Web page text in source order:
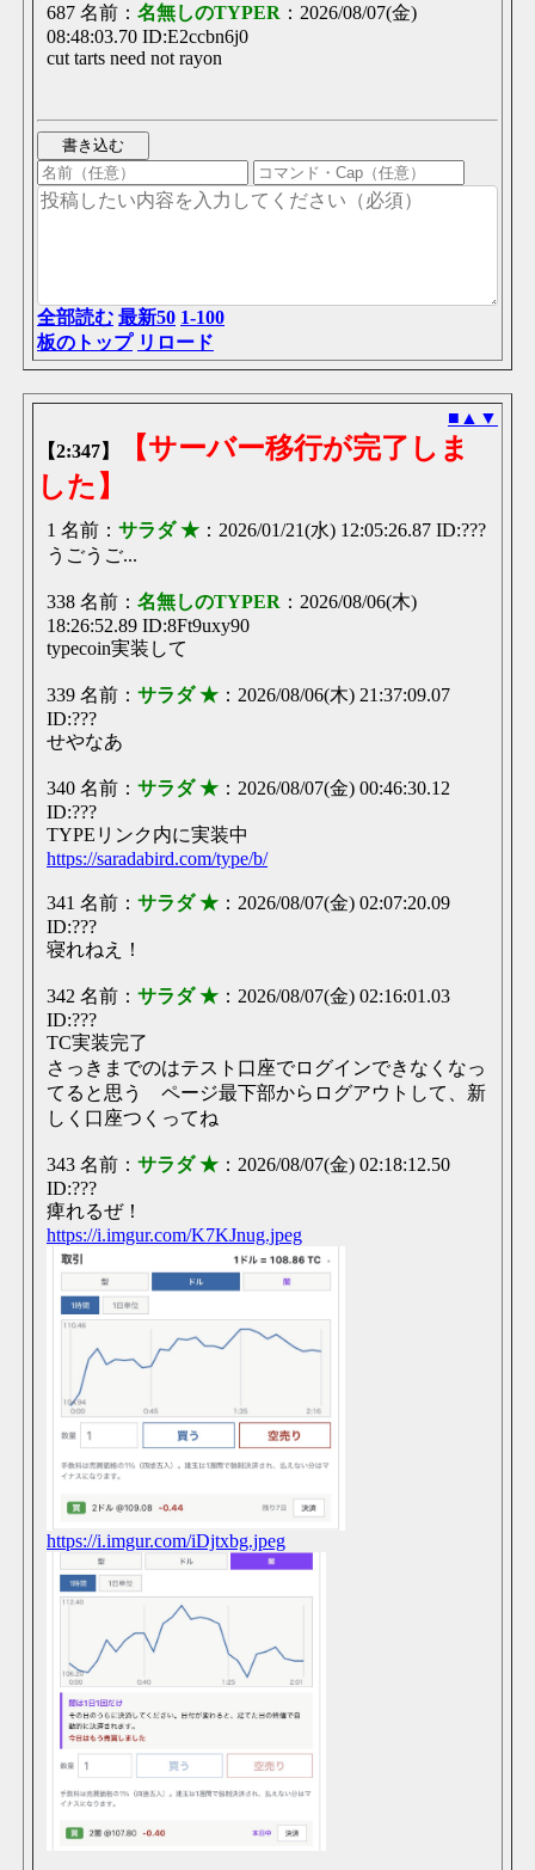
13時間
休みを有意義に過ごすスレ
夏休みの宿題が終わらん
13時間
【ΤΥΡΕ中央職場】
せやなあ
14時間
【ΤΥΡΕ中央職場】
横向いた時の黒目の位置がおかしいか…気にならなきゃそのままでいいけど
一応差し替え用https://i.imgur.com...
マウスがチャタリングしただけだからセーフ
16時間
ウムロッポ
ソ！！！！！！！！！！！！！！！！！！！！！！！！！！！！！！！！！
これ荒らしじゃね？
ソ！！！！！！！！！！！！！！！！！！！！！！！！！！！！！！！！！
ウムロッポソ
16時間
冥王星ゲームスレ
16時間
休みを有意義に過ごすスレ
あと１日…！
【サーバー移行が完了しました】
typecoin実装して
17時間
お前らって結婚式の招待状届いたことあるの？
17時間
ウムロッポ
ソ！！！！！！！！！！！！！！！！！！！！！！！！！！！！！！！！！
下痢便
おだてれば出すぞ
18時間
僕ちん久々の朝勃起！！！
うｐはよ
18時間
わざわざスレ立てるまでもないこともかいて
【ΤΥΡΕ中央職場】
test
【ΤΥΡΕ中央職場】
あついな
19時間
【ΤΥΡΕ中央職場】
今日
23時間
【サーバー移行が完了しました】
知らんけど無限じゃね
23時間
【サーバー移行が完了しました】
23時間
【サーバー移行が完了しました】
メイドちゃんはちょっとかわいそうになる
23時間
【サーバー移行が完了しました】
バウンドしたあとブルブル
23時間
【サーバー移行が完了しました】
お、すげえ
23時間
【サーバー移行が完了しました】
ストーリーとか使ったことないんだが
あと1.5日
【ΤΥΡΕ中央職場】
あと2日頑張れば…
23時間
【ΤΥΡΕ中央職場】
お昼やよ
こんにちわ
【サーバー移行が完了しました】
ようやく sub TYPE じゃなくなったか
【ΤΥΡΕ中央職場】
ちなシュナイダーの位置とつまんだ時の動作は同期される
【ΤΥΡΕ中央職場】
これモンストみたいなの作れるんじゃね？と思った
【ΤΥΡΕ中央職場】
跳ね返るのワロタすげえｗｗｗ
電車通勤慣れてきたな
わざわざスレ立てるまでもないこともかいて
687 名前： 名無しのTYPER ：2026/08/07(金)
08:48:03.70 ID:E2ccbn6j0
cut tarts need not rayon
全部読む 最新50 1-100
板のトップ リロード
■ ▲ ▼
【2:347】
【サーバー移行が完了しま
した】
1 名前： サラダ ★ ：2026/01/21(水) 12:05:26.87 ID:???
うごうご...
338 名前： 名無しのTYPER ：2026/08/06(木)
18:26:52.89 ID:8Ft9uxy90
typecoin実装して
339 名前： サラダ ★ ：2026/08/06(木) 21:37:09.07
ID:???
せやなあ
340 名前： サラダ ★ ：2026/08/07(金) 00:46:30.12
ID:???
TYPEリンク内に実装中
https://saradabird.com/type/b/
341 名前： サラダ ★ ：2026/08/07(金) 02:07:20.09
ID:???
寝れねえ！
342 名前： サラダ ★ ：2026/08/07(金) 02:16:01.03
ID:???
TC実装完了
さっきまでのはテスト口座でログインできなくなっ
てると思う ページ最下部からログアウトして、新
しく口座つくってね
343 名前： サラダ ★ ：2026/08/07(金) 02:18:12.50
ID:???
痺れるぜ！
https://i.imgur.com/K7KJnug.jpeg
https://i.imgur.com/iDjtxbg.jpeg